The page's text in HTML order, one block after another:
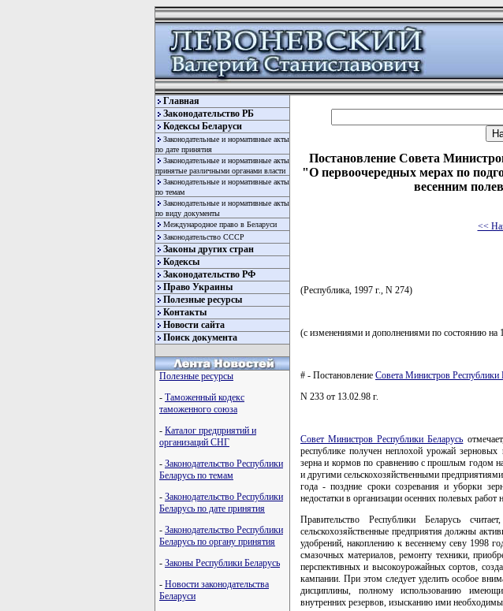
Главная
Законодательство РБ
Кодексы Беларуси
Законодательные и нормативные акты
по дате принятия
Законодательные и нормативные акты
принятые различными органами власти
Законодательные и нормативные акты
по темам
Законодательные и нормативные акты
по виду документы
Международное право в Беларуси
Законодательство СССР
Законы других стран
Кодексы
Законодательство РФ
Право Украины
Полезные ресурсы
Контакты
Новости сайта
Поиск документа
Полезные ресурсы
- Таможенный кодекс
таможенного союза
- Каталог предприятий и
организаций СНГ
- Законодательство Республики
Беларусь по темам
- Законодательство Республики
Беларусь по дате принятия
- Законодательство Республики
Беларусь по органу принятия
- Законы Республики Беларусь
- Новости законодательства
Беларуси
Постановление Совета
"О первоочередных мерах по
весенним
<<
(Республика, 1997 г., N 274)
(с изменениями и дополнениями по состоянию на
# - Постановление Совета Министров Республики
N 233 от 13.02.98 г.
Совет Министров Республики Беларусь
республике получен неплохой урожай зерновых
зерна и кормов по сравнению с прошлым годом
и другими сельскохозяйственными
года - поздние сроки созревания и уборки
недостатки в организации осенних полевых работ
Правительство Республики Беларусь
сельскохозяйственные предприятия должны
удобрений, накоплению к весеннему севу 1998
смазочных материалов, ремонту техники,
перспективных и высокоурожайных сортов,
кампании. При этом следует уделить особое
дисциплины, полному использованию
внутренних резервов, изысканию ими